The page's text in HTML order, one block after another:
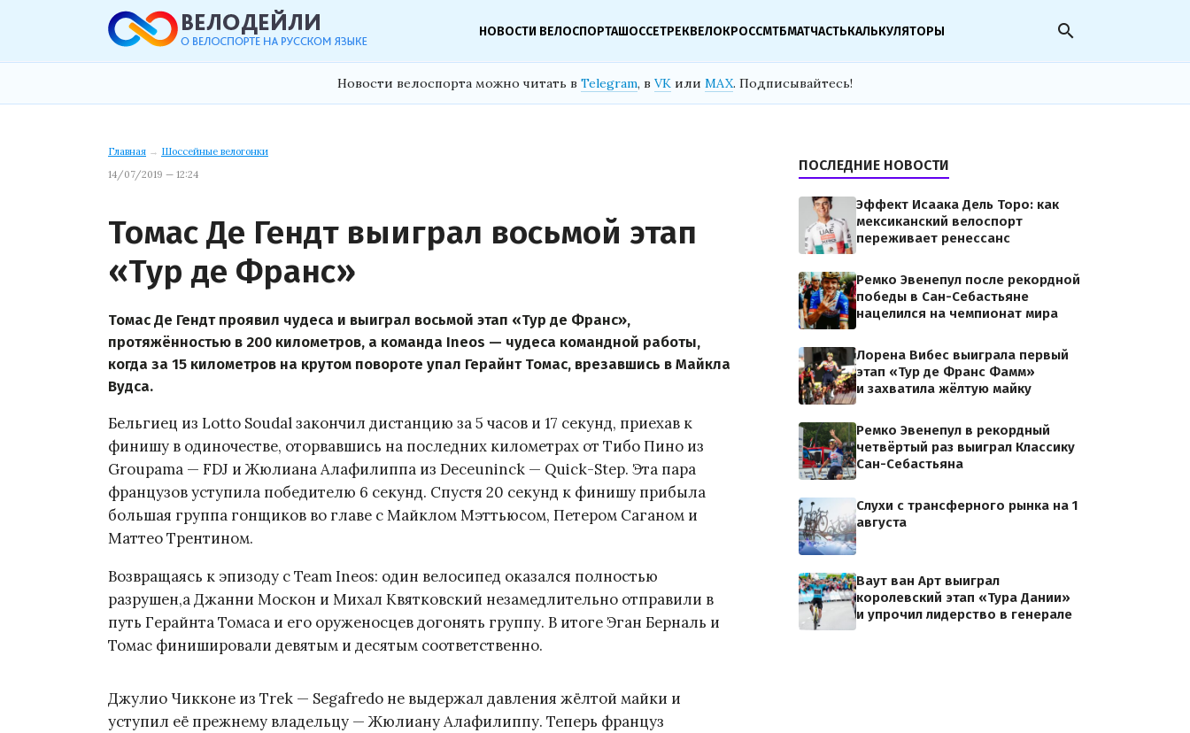
НОВОСТИ ВЕЛОСПОРТАШОССЕТРЕКВЕЛОКРОССМТБМАТЧАСТЬКАЛЬКУЛЯТОРЫ search
Новости велоспорта можно читать в Telegram, в VK или MAX. Подписывайтесь!
Главная → Шоссейные велогонки
14/07/2019 — 12:24
Томас Де Гендт выиграл восьмой этап
«Тур де Франс»
Томас Де Гендт проявил чудеса и выиграл восьмой этап «Тур де Франс»,
протяжённостью в 200 километров, а команда Ineos — чудеса командной работы,
когда за 15 километров на крутом повороте упал Герайнт Томас, врезавшись в Майкла
Вудса.
Бельгиец из Lotto Soudal закончил дистанцию за 5 часов и 17 секунд, приехав к
финишу в одиночестве, оторвавшись на последних километрах от Тибо Пино из
Groupama — FDJ и Жюлиана Алафилиппа из Deceuninck — Quick-Step. Эта пара
французов уступила победителю 6 секунд. Спустя 20 секунд к финишу прибыла
большая группа гонщиков во главе с Майклом Мэттьюсом, Петером Саганом и
Маттео Трентином.
Возвращаясь к эпизоду с Team Ineos: один велосипед оказался полностью
разрушен,а Джанни Москон и Михал Квятковский незамедлительно отправили в
путь Герайнта Томаса и его оруженосцев догонять группу. В итоге Эган Берналь и
Томас финишировали девятым и десятым соответственно.
Джулио Чикконе из Trek — Segafredo не выдержал давления жёлтой майки и
уступил её прежнему владельцу — Жюлиану Алафилиппу. Теперь француз
ПОСЛЕДНИЕ НОВОСТИ
Эффект Исаака Дель Торо: как
мексиканский велоспорт
переживает ренессанс
Ремко Эвенепул после рекордной
победы в Сан-Себастьяне
нацелился на чемпионат мира
Лорена Вибес выиграла первый
этап «Тур де Франс Фамм»
и захватила жёлтую майку
Ремко Эвенепул в рекордный
четвёртый раз выиграл Классику
Сан-Себастьяна
Слухи с трансферного рынка на 1
августа
Ваут ван Арт выиграл
королевский этап «Тура Дании»
и упрочил лидерство в генерале